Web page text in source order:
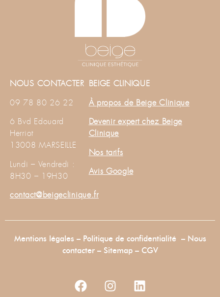
NOUS CONTACTER
09 78 80 26 22
6 Bvd Edouard
Herriot
13008 MARSEILLE
Lundi – Vendredi :
8H30 – 19H30
contact@beigeclinique.fr
BEIGE CLINIQUE
À propos de Beige Clinique
Devenir expert chez Beige
Clinique
Nos tarifs
Avis Google
Mentions légales – Politique de confidentialité– Nous
contacter – Sitemap – CGV